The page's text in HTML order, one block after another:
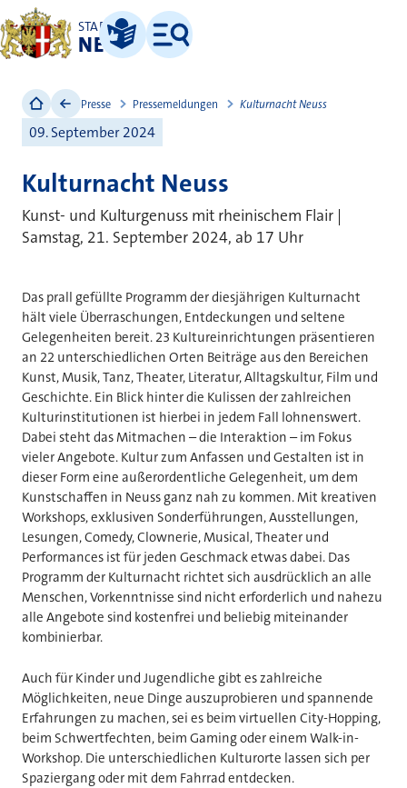
STADT
NEUSS
Leichte Sprache
Menü
Presse Pressemeldungen Kulturnacht Neuss
09. September 2024
Kulturnacht Neuss
Kunst- und Kulturgenuss mit rheinischem Flair |
Samstag, 21. September 2024, ab 17 Uhr
Das prall gefüllte Programm der diesjährigen Kulturnacht
hält viele Überraschungen, Entdeckungen und seltene
Gelegenheiten bereit. 23 Kultureinrichtungen präsentieren
an 22 unterschiedlichen Orten Beiträge aus den Bereichen
Kunst, Musik, Tanz, Theater, Literatur, Alltagskultur, Film und
Geschichte. Ein Blick hinter die Kulissen der zahlreichen
Kulturinstitutionen ist hierbei in jedem Fall lohnenswert.
Dabei steht das Mitmachen – die Interaktion – im Fokus
vieler Angebote. Kultur zum Anfassen und Gestalten ist in
dieser Form eine außerordentliche Gelegenheit, um dem
Kunstschaffen in Neuss ganz nah zu kommen. Mit kreativen
Workshops, exklusiven Sonderführungen, Ausstellungen,
Lesungen, Comedy, Clownerie, Musical, Theater und
Performances ist für jeden Geschmack etwas dabei. Das
Programm der Kulturnacht richtet sich ausdrücklich an alle
Menschen, Vorkenntnisse sind nicht erforderlich und nahezu
alle Angebote sind kostenfrei und beliebig miteinander
kombinierbar.
Auch für Kinder und Jugendliche gibt es zahlreiche
Möglichkeiten, neue Dinge auszuprobieren und spannende
Erfahrungen zu machen, sei es beim virtuellen City-Hopping,
beim Schwertfechten, beim Gaming oder einem Walk-in-
Workshop. Die unterschiedlichen Kulturorte lassen sich per
Spaziergang oder mit dem Fahrrad entdecken.